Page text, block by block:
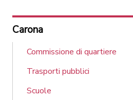
Carona
Commissione di quartiere
Trasporti pubblici
Scuole